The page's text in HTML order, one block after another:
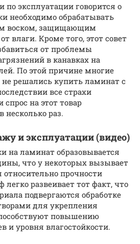
по эксплуатации говорится о
необходимо обрабатывать
воском, защищающим
влаги. Кроме того, этот совет
от проблемы
в канавках на
По этой причине многие
не решались купить ламинат с
все страхи
спрос на этот товар
несколько раз.
и эксплуатации (видео)
на ламинат образовывается
что у некоторых вызывает
относительно прочности
развеивает тот факт, что
подвергаются обработке
для укрепления
повышению
и уровня влагостойкости.